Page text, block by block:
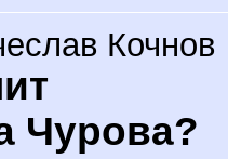
Кочнов
Чурова?